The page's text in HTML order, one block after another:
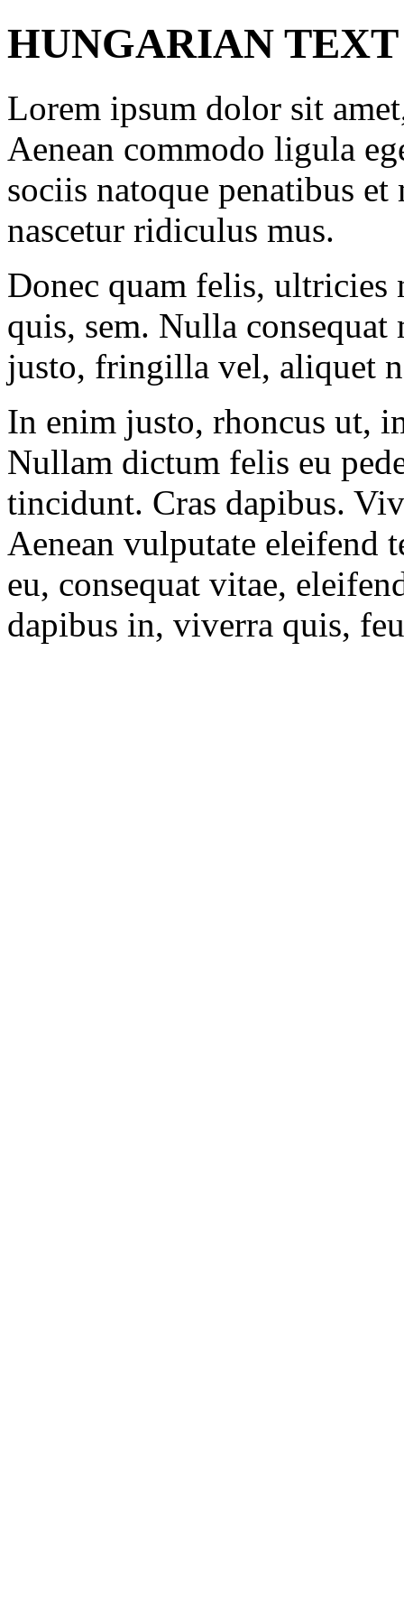
HUNGARIAN TEXT
Lorem ipsum dolor sit
Aenean commodo ligula
sociis natoque penatibus
nascetur ridiculus mus.
Donec quam felis, ultricies
quis, sem. Nulla consequat
justo, fringilla vel, aliquet
In enim justo, rhoncus ut,
Nullam dictum felis eu
tincidunt. Cras dapibus.
Aenean vulputate eleifend
eu, consequat vitae,
dapibus in, viverra quis,